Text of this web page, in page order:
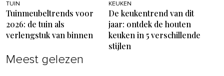
TUIN
Tuinmeubeltrends voor
2026: de tuin als
verlengstuk van binnen
KEUKEN
De keukentrend van dit
jaar: ontdek de houten
keuken in 5 verschillende
stijlen
Meest gelezen